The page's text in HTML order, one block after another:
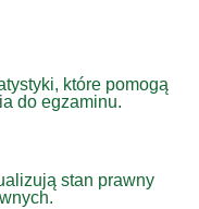
które pomogą
do egzaminu.
stan prawny